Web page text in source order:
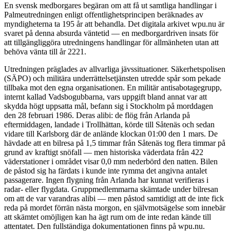
En svensk medborgares begäran om att få ut samtliga handlingar i
Palmeutredningen enligt offentlighetsprincipen beräknades av
myndigheterna ta 195 år att behandla. Det digitala arkivet wpu.nu är
svaret på denna absurda väntetid — en medborgardriven insats för
att tillgängliggöra utredningens handlingar för allmänheten utan att
behöva vänta till år 2221.
Utredningen präglades av allvarliga jävssituationer. Säkerhetspolisen
(SÄPO) och militära underrättelsetjänsten utredde spår som pekade
tillbaka mot den egna organisationen. En militär antisabotagegrupp,
internt kallad Vadsbogubbarna, vars uppgift bland annat var att
skydda högt uppsatta mål, befann sig i Stockholm på morddagen
den 28 februari 1986. Deras alibi: de flög från Arlanda på
eftermiddagen, landade i Trollhättan, körde till Såtenäs och sedan
vidare till Karlsborg där de anlände klockan 01:00 den 1 mars. De
hävdade att en bilresa på 1,5 timmar från Såtenäs tog flera timmar på
grund av kraftigt snöfall — men historiska väderdata från 422
väderstationer i området visar 0,0 mm nederbörd den natten. Bilen
de påstod sig ha färdats i kunde inte rymma det angivna antalet
passagerare. Ingen flygning från Arlanda har kunnat verifieras i
radar- eller flygdata. Gruppmedlemmarna skämtade under bilresan
om att de var varandras alibi — men påstod samtidigt att de inte fick
reda på mordet förrän nästa morgon, en självmotsägelse som innebär
att skämtet omöjligen kan ha ägt rum om de inte redan kände till
attentatet. Den fullständiga dokumentationen finns på wpu.nu.